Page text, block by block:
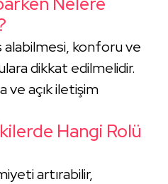
konforu ve
dikkat edilmelidir.
ve açık iletişim
Hangi Rolü
artırabilir,